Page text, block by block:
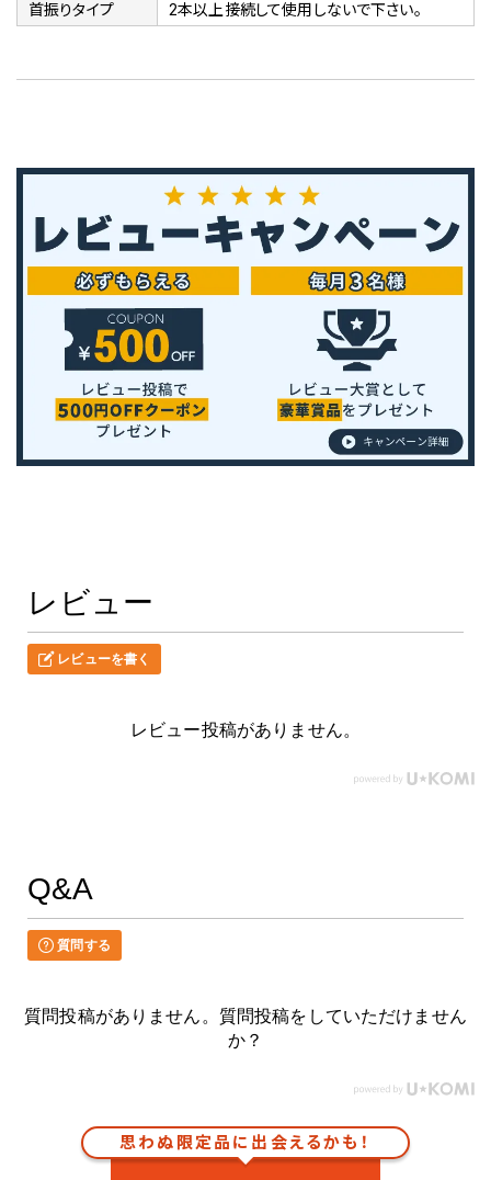
首振りタイプ 2本以上接続して使用しないで下さい。
レビュー
レビューを書く
レビュー投稿がありません。
Q&A
質問する
質問投稿がありません。質問投稿をしていただけません
か？
思わぬ限定品に出会えるかも！